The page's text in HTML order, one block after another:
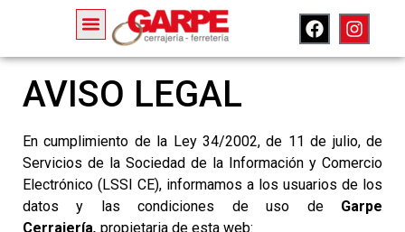
AVISO LEGAL
En cumplimiento de la Ley 34/2002, de 11 de julio, de
Servicios de la Sociedad de la Información y Comercio
Electrónico (LSSI CE), informamos a los usuarios de los
datos y las condiciones de uso de Garpe
Cerrajería, propietaria de esta web: